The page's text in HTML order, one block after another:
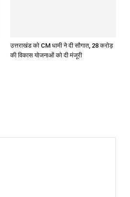
उत्तराखंड को CM धामी ने दी सौगात, 28 करोड़
की विकास योजनाओं को दी मंजूरी